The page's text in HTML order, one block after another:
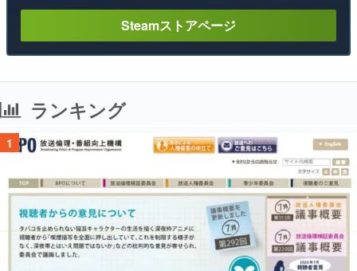
Steamストアページ
ランキング
1